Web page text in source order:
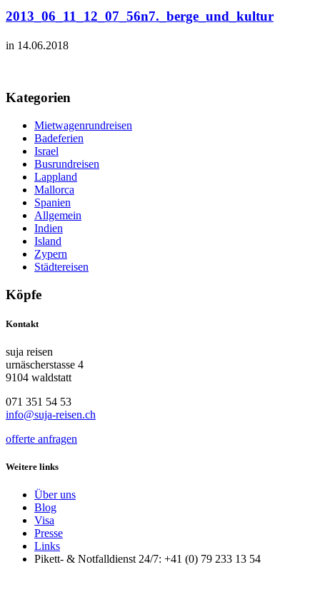
2013_06_11_12_07_56n7._berge_und_kultur
in 14.06.2018
Kategorien
Mietwagenrundreisen
Badeferien
Israel
Busrundreisen
Lappland
Mallorca
Spanien
Allgemein
Indien
Island
Zypern
Städtereisen
Köpfe
Kontakt
suja reisen
urnäscherstasse 4
9104 waldstatt
071 351 54 53
info@suja-reisen.ch
offerte anfragen
Weitere links
Über uns
Blog
Visa
Presse
Links
Pikett- & Notfalldienst 24/7: +41 (0) 79 233 13 54